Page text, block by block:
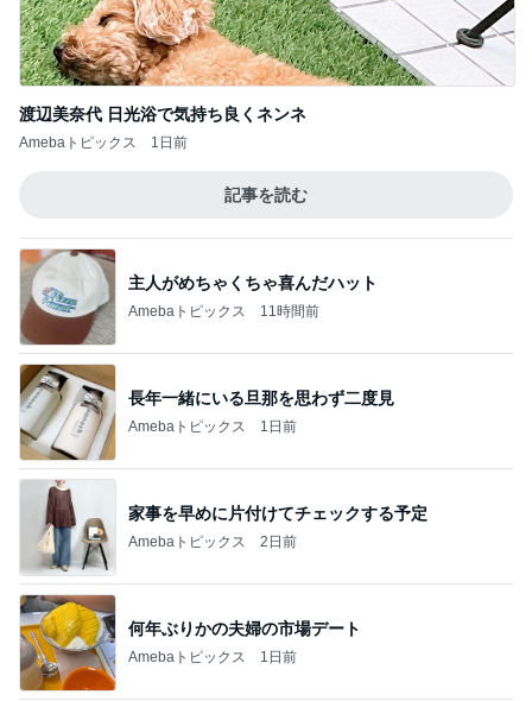
渡辺美奈代 日光浴で気持ち良くネンネ
Amebaトピックス 1日前
記事を読む
主人がめちゃくちゃ喜んだハット
Amebaトピックス 11時間前
長年一緒にいる旦那を思わず二度見
Amebaトピックス 1日前
家事を早めに片付けてチェックする予定
Amebaトピックス 2日前
何年ぶりかの夫婦の市場デート
Amebaトピックス 1日前